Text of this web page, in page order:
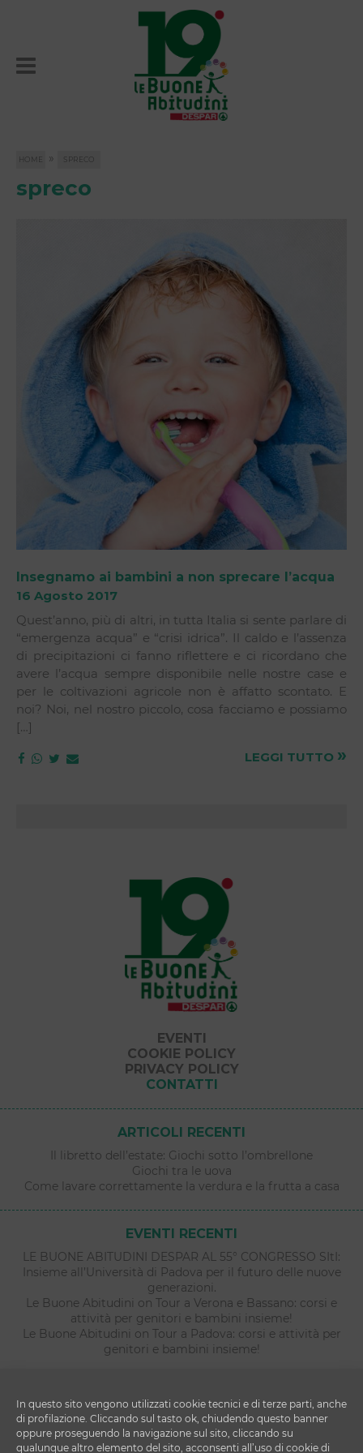
In questo sito vengono utilizzati cookie tecnici e di terze parti, anche
di profilazione. Cliccando sul tasto ok, chiudendo questo banner
oppure proseguendo la navigazione sul sito, cliccando su
qualunque altro elemento del sito, acconsenti all’uso di cookie di
HOME » SPRECO
spreco
Insegnamo ai bambini a non sprecare l’acqua
16 Agosto 2017
Quest’anno, più di altri, in tutta Italia si sente parlare di
“emergenza acqua” e “crisi idrica”. Il caldo e l’assenza
di precipitazioni ci fanno riflettere e ci ricordano che
avere l’acqua sempre disponibile nelle nostre case e
per le coltivazioni agricole non è affatto scontato. E
noi? Noi, nel nostro piccolo, cosa facciamo e possiamo
[…]
LEGGI TUTTO »
EVENTI
COOKIE POLICY
PRIVACY POLICY
CONTATTI
ARTICOLI RECENTI
Il libretto dell’estate: Giochi sotto l’ombrellone
Giochi tra le uova
Come lavare correttamente la verdura e la frutta a casa
EVENTI RECENTI
LE BUONE ABITUDINI DESPAR AL 55° CONGRESSO SItI:
Insieme all’Università di Padova per il futuro delle nuove
generazioni.
Le Buone Abitudini on Tour a Verona e Bassano: corsi e
attività per genitori e bambini insieme!
Le Buone Abitudini on Tour a Padova: corsi e attività per
genitori e bambini insieme!